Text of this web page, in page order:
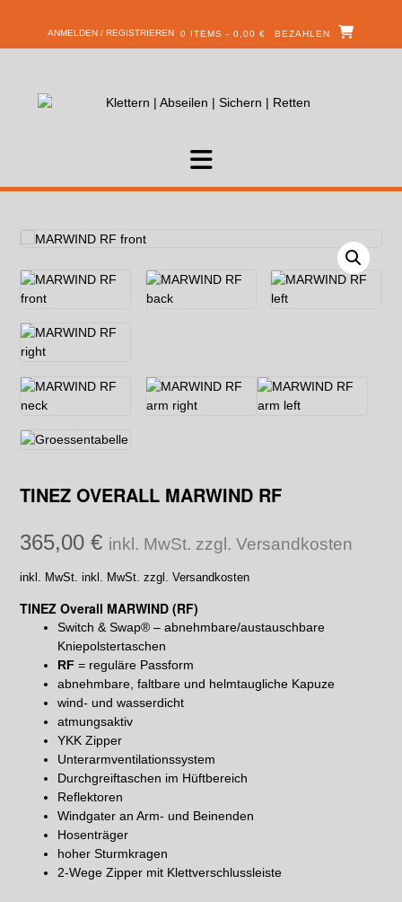
ANMELDEN / REGISTRIEREN 0 ITEMS - 0,00 € BEZAHLEN
TINEZ OVERALL MARWIND RF
365,00 € inkl. MwSt. zzgl. Versandkosten
inkl. MwSt. inkl. MwSt. zzgl. Versandkosten
TINEZ Overall MARWIND (RF)
Switch & Swap® – abnehmbare/austauschbare
Kniepolstertaschen
RF = reguläre Passform
abnehmbare, faltbare und helmtaugliche Kapuze
wind- und wasserdicht
atmungsaktiv
YKK Zipper
Unterarmventilationssystem
Durchgreiftaschen im Hüftbereich
Reflektoren
Windgater an Arm- und Beinenden
Hosenträger
hoher Sturmkragen
2-Wege Zipper mit Klettverschlussleiste